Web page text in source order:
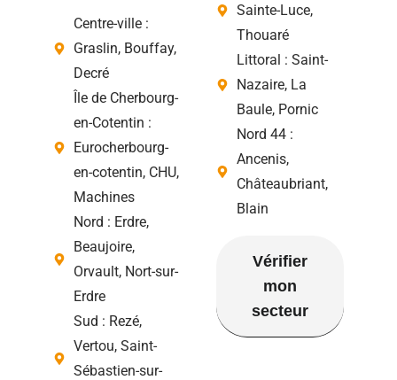
Centre-ville :
Graslin, Bouffay,
Decré
Île de Cherbourg-
en-Cotentin :
Eurocherbourg-
en-cotentin, CHU,
Machines
Nord : Erdre,
Beaujoire,
Orvault, Nort-sur-
Erdre
Sud : Rezé,
Vertou, Saint-
Sébastien-sur-
Sainte-Luce,
Thouaré
Littoral : Saint-
Nazaire, La
Baule, Pornic
Nord 44 :
Ancenis,
Châteaubriant,
Blain
Vérifier
mon
secteur